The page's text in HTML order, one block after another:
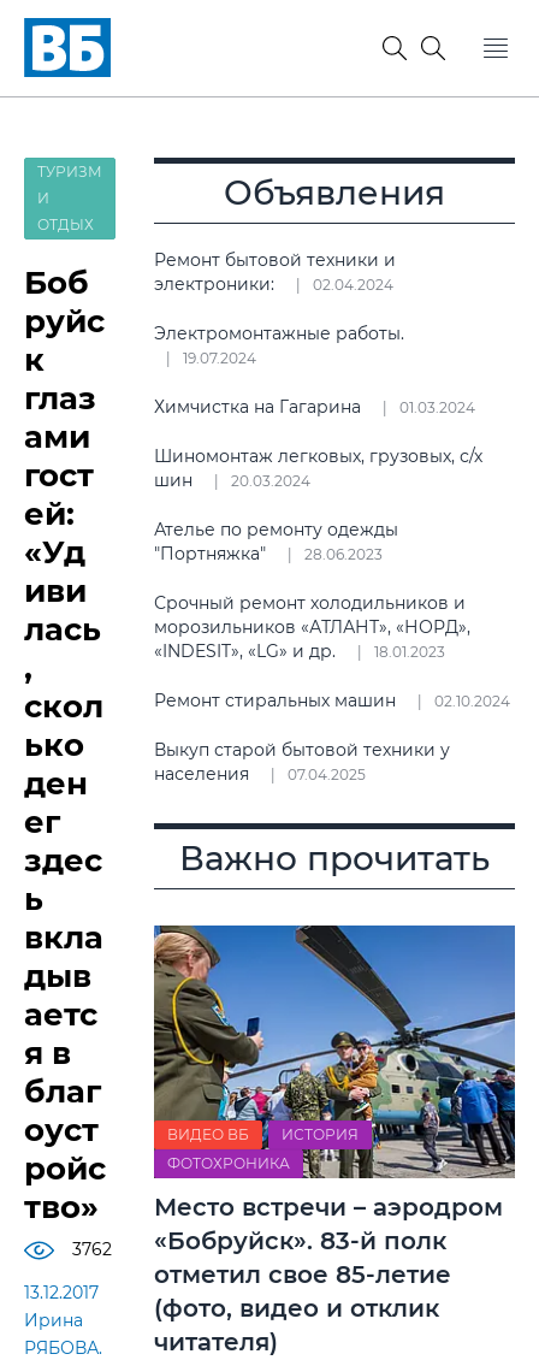
ТУРИЗМ
И
ОТДЫХ
Боб
руйс
к
глаз
ами
гост
ей:
«Уд
иви
лась
,
скол
ько
ден
ег
здес
ь
вкла
дыв
аетс
я в
благ
оуст
ройс
тво»
3762
13.12.2017
Ирина
РЯБОВА.
Объявления
Ремонт бытовой техники и
электроники:
02.04.2024
Электромонтажные работы.
19.07.2024
Химчистка на Гагарина 01.03.2024
Шиномонтаж легковых, грузовых, с/х
шин
20.03.2024
Ателье по ремонту одежды
"Портняжка"
28.06.2023
Срочный ремонт холодильников и
морозильников «АТЛАНТ», «НОРД»,
«INDESIT», «LG» и др.
18.01.2023
Ремонт стиральных машин 02.10.2024
Выкуп старой бытовой техники у
населения
07.04.2025
Важно прочитать
ВИДЕО ВБ
ИСТОРИЯ
ФОТОХРОНИКА
Место встречи – аэродром
«Бобруйск». 83-й полк
отметил свое 85-летие
(фото, видео и отклик
читателя)